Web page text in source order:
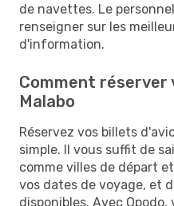
de navettes. Le
renseigner sur les
d'information.
Comment réserver
Malabo
Réservez vos billets
simple. Il vous suffit de
comme villes de départ
vos dates de voyage, et
disponibles. Avec